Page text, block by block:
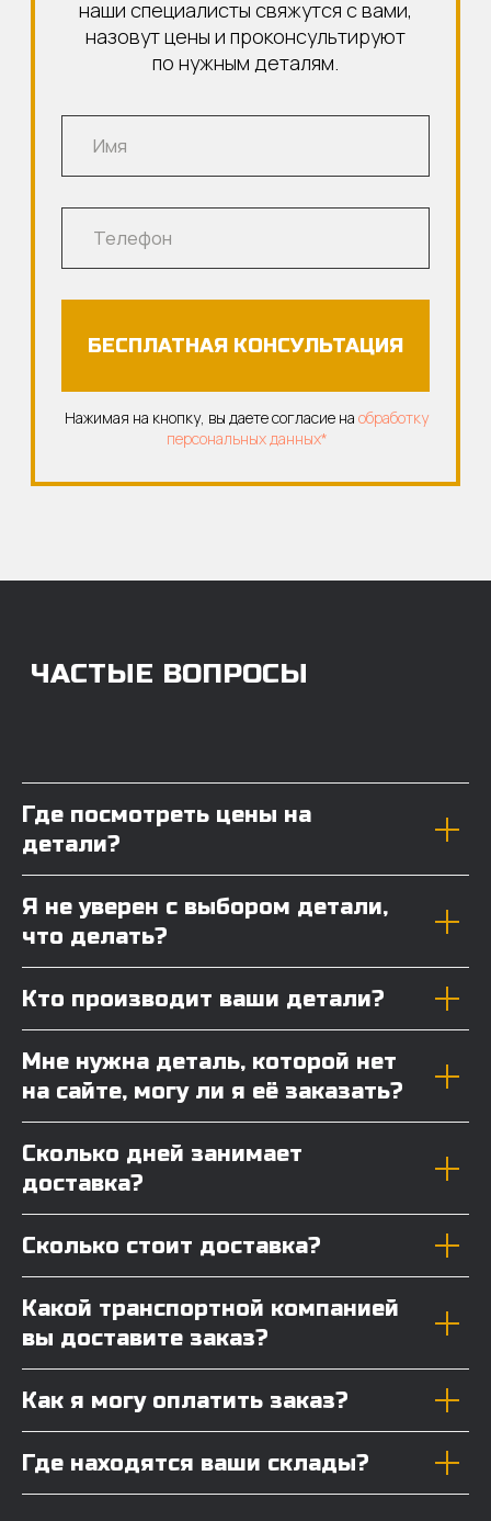
Где посмотреть цены на
детали?
Я не уверен с выбором детали,
что делать?
Кто производит ваши детали?
Мне нужна деталь, которой нет
на сайте, могу ли я её заказать?
Сколько дней занимает
доставка?
Сколько стоит доставка?
Какой транспортной компанией
вы доставите заказ?
Как я могу оплатить заказ?
Где находятся ваши склады?